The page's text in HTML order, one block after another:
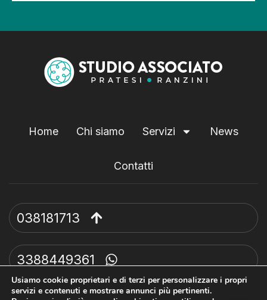
Home Chi siamo Servizi News
Contatti
038181713
3388449361
Usiamo cookie proprietari e di terzi per personalizzare i propri
servizi e contenuti e mostrare annunci più pertinenti.